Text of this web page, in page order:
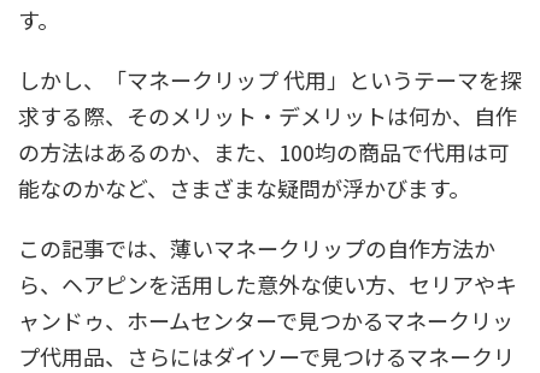
す。
しかし、「マネークリップ 代用」というテーマを探
求する際、そのメリット・デメリットは何か、自作
の方法はあるのか、また、100均の商品で代用は可
能なのかなど、さまざまな疑問が浮かびます。
この記事では、薄いマネークリップの自作方法か
ら、ヘアピンを活用した意外な使い方、セリアやキ
ャンドゥ、ホームセンターで見つかるマネークリッ
プ代用品、さらにはダイソーで見つけるマネークリ